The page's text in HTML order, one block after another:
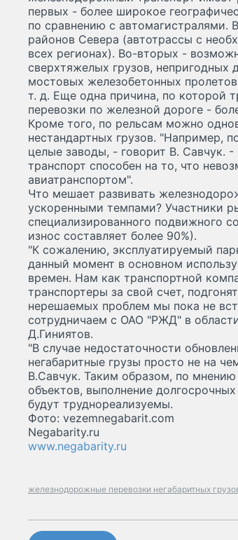
первых - более широкое
по сравнению с автомагистралями.
районов Севера (автотрассы с
всех регионах). Во-вторых -
сверхтяжелых грузов, непригодных
мостовых железобетонных
т. д. Еще одна причина, по которой
перевозки по железной дороге -
Кроме того, по рельсам можно
нестандартных грузов. "Например,
целые заводы, - говорит В.
транспорт способен на то, что
авиатранспортом".
Что мешает развивать
ускоренными темпами? Участники
специализированного подвижного
износ составляет более 90%).
"К сожалению, эксплуатируемый
данный момент в основном
времен. Нам как транспортной
транспортеры за свой счет,
нерешаемых проблем мы пока не
сотрудничаем с ОАО "РЖД" в
Д.Гиниятов.
"В случае недостаточности
негабаритные грузы просто не на
В.Савчук. Таким образом, по
объектов, выполнение
будут труднореализуемы.
Фото: vezemnegabarit.com
Negabarity.ru
www.negabarity.ru
железнодорожные перевозки негабаритных